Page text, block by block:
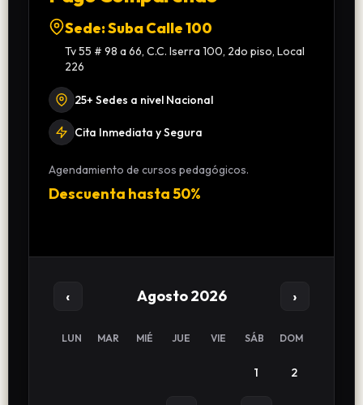
Sede: Suba Calle 100
Tv 55 # 98 a 66, C.C. Iserra 100, 2do piso, Local
226
25+ Sedes a nivel Nacional
Cita Inmediata y Segura
Agendamiento de cursos pedagógicos.
Descuenta hasta 50%
‹ Agosto 2026 ›
LUN MAR MIÉ JUE VIE SÁB DOM
1 2